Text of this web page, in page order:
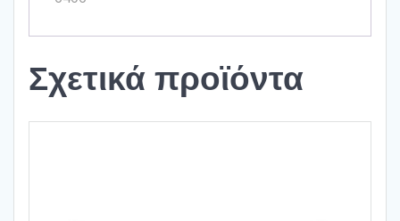
Σχετικά προϊόντα